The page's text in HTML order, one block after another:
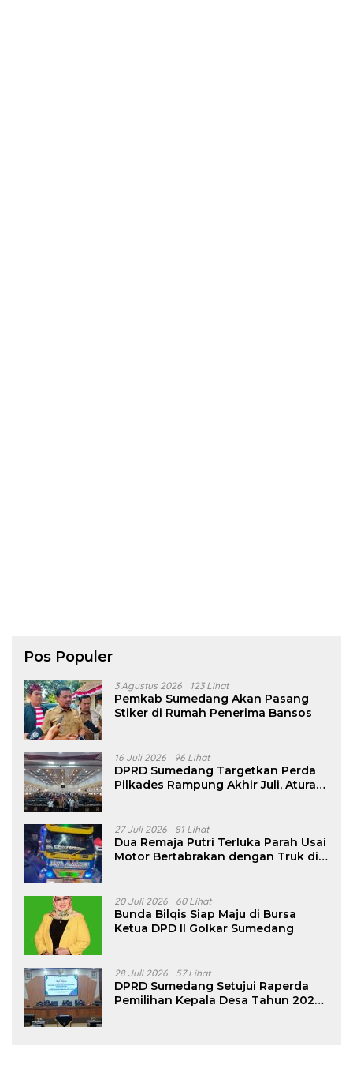
Pos Populer
3 Agustus 2026 123 Lihat
Pemkab Sumedang Akan Pasang
Stiker di Rumah Penerima Bansos
16 Juli 2026 96 Lihat
DPRD Sumedang Targetkan Perda
Pilkades Rampung Akhir Juli, Aturan
27 Juli 2026 81 Lihat
Dua Remaja Putri Terluka Parah Usai
Motor Bertabrakan dengan Truk di
20 Juli 2026 60 Lihat
Bunda Bilqis Siap Maju di Bursa
Ketua DPD II Golkar Sumedang
28 Juli 2026 57 Lihat
DPRD Sumedang Setujui Raperda
Pemilihan Kepala Desa Tahun 2026